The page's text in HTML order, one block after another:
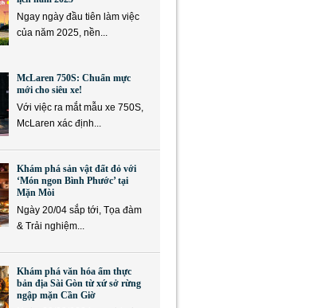
Ngay ngày đầu tiên làm việc
của năm 2025, nền...
McLaren 750S: Chuẩn mực
mới cho siêu xe!
Với việc ra mắt mẫu xe 750S,
McLaren xác định...
Khám phá sản vật đất đỏ với
‘Món ngon Bình Phước’ tại
Mặn Mòi
Ngày 20/04 sắp tới, Tọa đàm
& Trải nghiệm...
Khám phá văn hóa ẩm thực
bản địa Sài Gòn từ xứ sở rừng
ngập mặn Cần Giờ